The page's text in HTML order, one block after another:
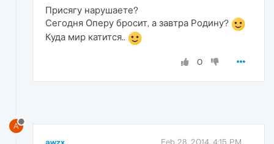
Присягу нарушаете?
Сегодня Оперу бросит, а завтра Родину?
Куда мир катится..
0
A
awzx Feb 28, 2014, 4:15 PM